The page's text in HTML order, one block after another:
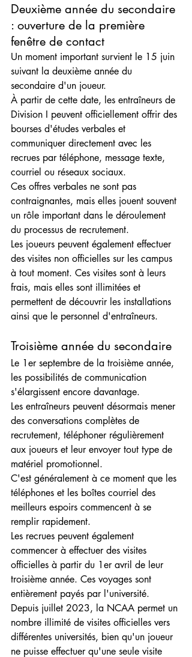
Deuxième année du secondaire
: ouverture de la première
fenêtre de contact
Un moment important survient le 15 juin
suivant la deuxième année du
secondaire d'un joueur.
À partir de cette date, les entraîneurs de
Division I peuvent officiellement offrir des
bourses d'études verbales et
communiquer directement avec les
recrues par téléphone, message texte,
courriel ou réseaux sociaux.
Ces offres verbales ne sont pas
contraignantes, mais elles jouent souvent
un rôle important dans le déroulement
du processus de recrutement.
Les joueurs peuvent également effectuer
des visites non officielles sur les campus
à tout moment. Ces visites sont à leurs
frais, mais elles sont illimitées et
permettent de découvrir les installations
ainsi que le personnel d'entraîneurs.
Troisième année du secondaire
Le 1er septembre de la troisième année,
les possibilités de communication
s'élargissent encore davantage.
Les entraîneurs peuvent désormais mener
des conversations complètes de
recrutement, téléphoner régulièrement
aux joueurs et leur envoyer tout type de
matériel promotionnel.
C'est généralement à ce moment que les
téléphones et les boîtes courriel des
meilleurs espoirs commencent à se
remplir rapidement.
Les recrues peuvent également
commencer à effectuer des visites
officielles à partir du 1er avril de leur
troisième année. Ces voyages sont
entièrement payés par l'université.
Depuis juillet 2023, la NCAA permet un
nombre illimité de visites officielles vers
différentes universités, bien qu'un joueur
ne puisse effectuer qu'une seule visite